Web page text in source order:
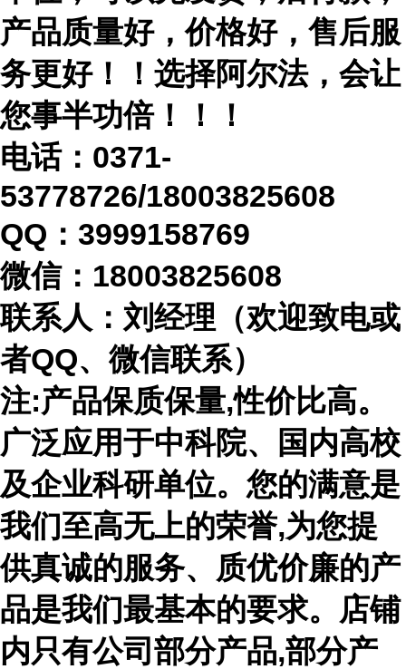
产品质量好，价格好，售后服
务更好！！选择阿尔法，会让
您事半功倍！！！
电话： 0371-
53778726/18003825608
QQ：3999158769
微信： 18003825608
联系人：刘经理（欢迎致电或
者QQ、微信联系）
注:产品保质保量,性价比高。
广泛应用于中科院、国内高校
及企业科研单位。您的满意是
我们至高无上的荣誉,为您提
供真诚的服务、质优价廉的产
品是我们最基本的要求。店铺
内只有公司部分产品,部分产